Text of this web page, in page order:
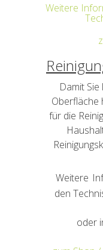
Weitere
Damit
Oberfläche
für die
Weitere
den
oder